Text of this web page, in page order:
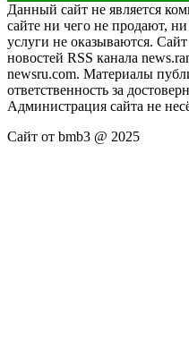
Данный сайт не является
сайте ни чего не продают,
услуги не оказываются.
новостей RSS канала
newsru.com. Материалы
ответственность за
Администрация сайта не
Сайт от bmb3 @ 2025